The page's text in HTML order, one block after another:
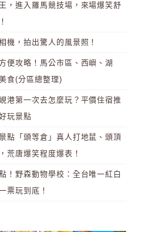
，進入羅馬競技場，來場爆笑舒
機，拍出驚人的風景照！
便攻略！馬公市區、西嶼、湖
食(分區總整理)
港第一次去怎麼玩？平價住宿推
玩景點
點「頭等倉」真人打地鼠、頭頂
荒唐爆笑程度爆表！
！野森動物學校：全台唯一紅白
票玩到底！